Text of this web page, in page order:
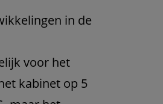
in de
voor het
kabinet op 5